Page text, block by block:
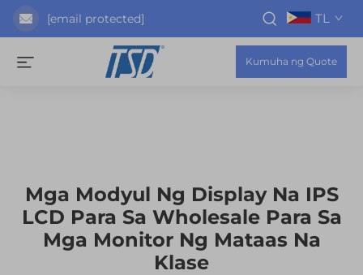
[email protected] TL
Kumuha ng Quote
Mga Modyul Ng Display Na IPS
LCD Para Sa Wholesale Para Sa
Mga Monitor Ng Mataas Na
Klase